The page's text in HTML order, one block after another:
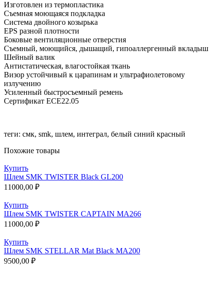
Изготовлен из термопластика
Съемная моющаяся подкладка
Система двойного козырька
EPS разной плотности
Боковые вентиляционные отверстия
Съемный, моющийся, дышащий, гипоаллергенный вкладыш
Шейный валик
Антистатическая, влагостойкая ткань
Визор устойчивый к царапинам и ультрафиолетовому
излучению
Усиленный быстросъемный ремень
Сертификат ECE22.05
теги: смк, smk, шлем, интеграл, белый синий красный
Похожие товары
Купить
Шлем SMK TWISTER Black GL200
11000,00 ₽
Купить
Шлем SMK TWISTER CAPTAIN MA266
11000,00 ₽
Купить
Шлем SMK STELLAR Mat Black MA200
9500,00 ₽